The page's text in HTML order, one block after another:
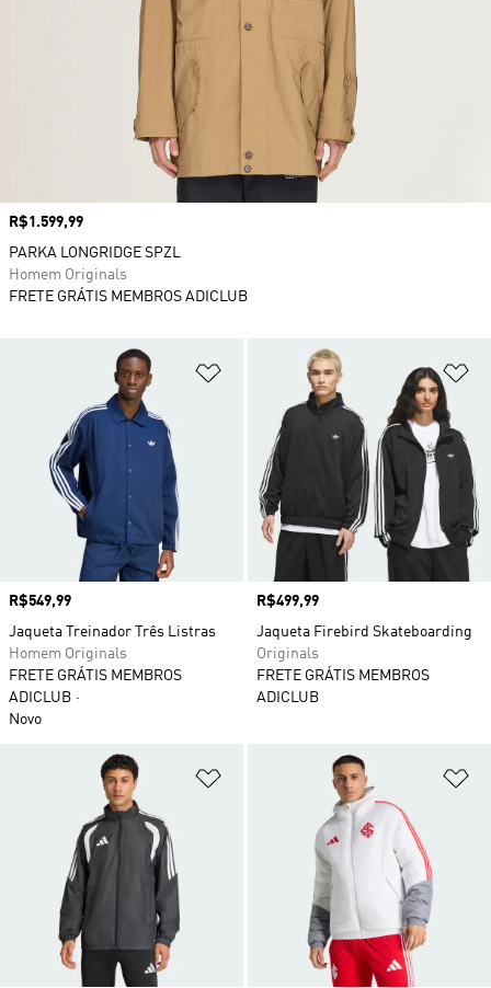
Adicionar à Lista de Desejos
Preço
R$549,99
Jaqueta Treinador Três Listras
Homem Originals
FRETE GRÁTIS MEMBROS
ADICLUB
Novo
Preço
R$499,99
Jaqueta Firebird Skateboarding
Originals
FRETE GRÁTIS MEMBROS
ADICLUB
Adicionar à Lista de Desejos
Preço
R$1.599,99
PARKA LONGRIDGE SPZL
Homem Originals
FRETE GRÁTIS MEMBROS ADICLUB